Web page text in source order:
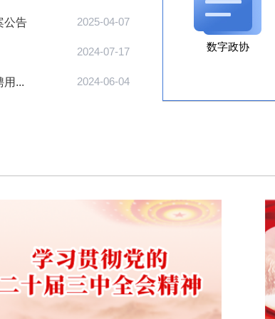
公告 2025-04-07
2024-07-17
用... 2024-06-04
数字政协